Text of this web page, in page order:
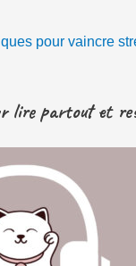
pour vaincre
lire partout et